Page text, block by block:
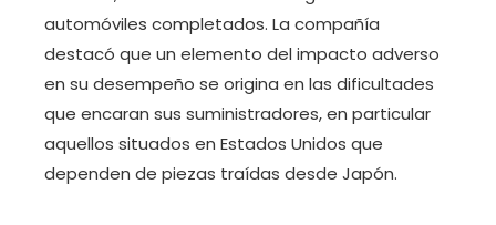
automóviles completados. La compañía
destacó que un elemento del impacto adverso
en su desempeño se origina en las dificultades
que encaran sus suministradores, en particular
aquellos situados en Estados Unidos que
dependen de piezas traídas desde Japón.